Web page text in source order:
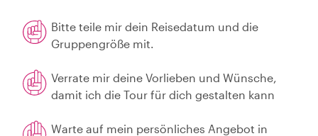
Bitte teile mir dein Reisedatum und die
Gruppengröße mit.
Verrate mir deine Vorlieben und Wünsche,
damit ich die Tour für dich gestalten kann
Warte auf mein persönliches Angebot in